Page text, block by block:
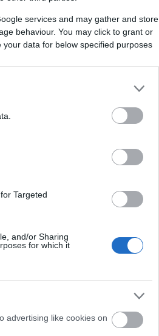
services and may gather and store
behaviour. You may click to grant or
data for below specified purposes
Targeted
and/or Sharing
for which it
advertising like cookies on